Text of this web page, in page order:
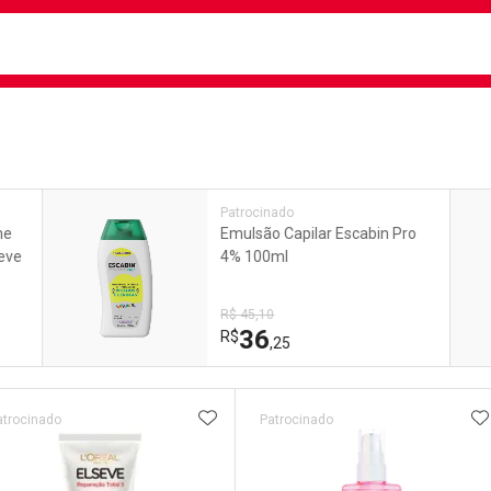
Patrocinado
Emulsão Capilar Escabin Pro
4% 100ml
R$ 45,10
R$36,25
ADICIONAR AOS FAVORITOS
Patrocinado